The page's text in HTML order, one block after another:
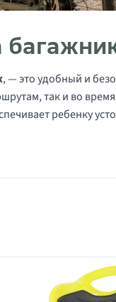
, — это удобный и
так и во
ребенку